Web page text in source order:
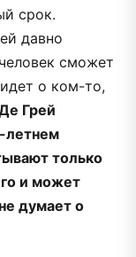
срок.
давно
сможет
о ком-то,
Грей
летнем
только
и может
думает о